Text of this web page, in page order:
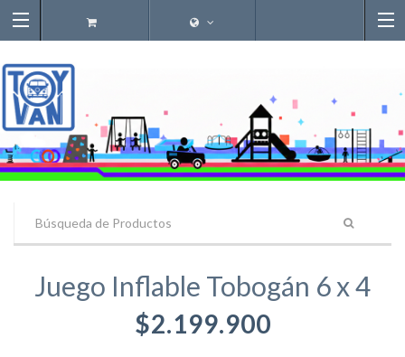
Juego Inflable Tobogán 6 x 4
$2.199.900